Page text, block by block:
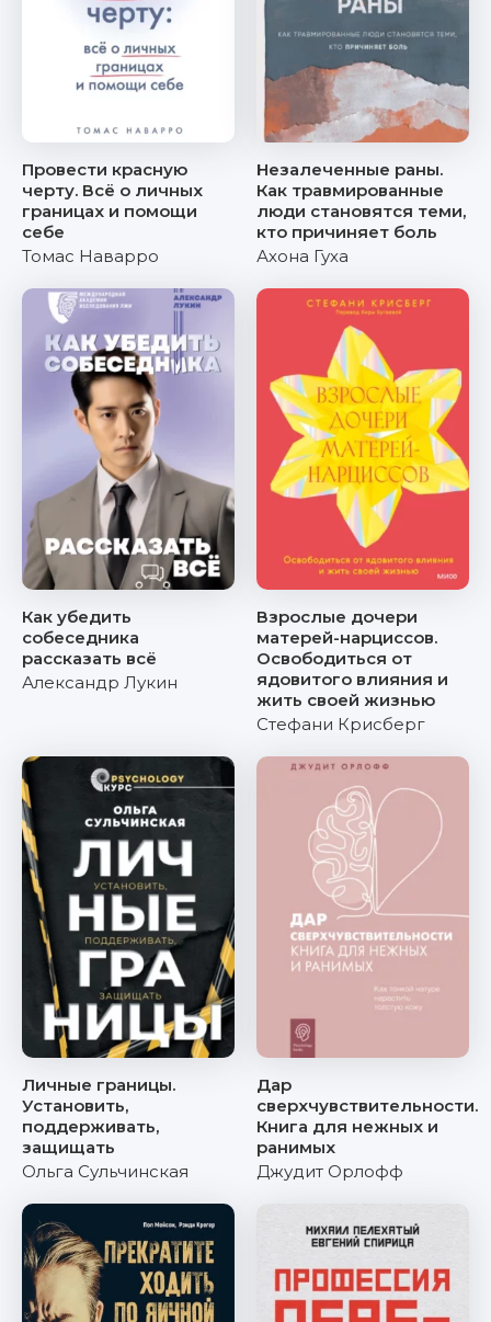
Провести красную
черту. Всё о личных
границах и помощи
себе
Томас Наварро
Незалеченные раны.
Как травмированные
люди становятся теми,
кто причиняет боль
Ахона Гуха
Как убедить
собеседника
рассказать всё
Александр Лукин
Взрослые дочери
матерей-нарциссов.
Освободиться от
ядовитого влияния и
жить своей жизнью
Стефани Крисберг
Личные границы.
Установить,
поддерживать,
защищать
Ольга Сульчинская
Дар
сверхчувствительности.
Книга для нежных и
ранимых
Джудит Орлофф